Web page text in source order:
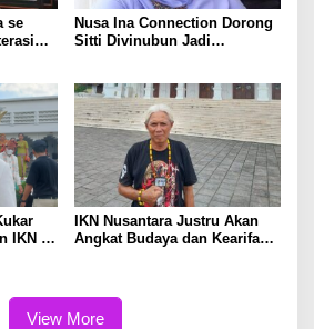
se
Nusa Ina Connection Dorong
Sitti Divinubun Jadi
IKN di
IKN Nusantara Justru Akan
Angkat Budaya dan Kearifan
View More